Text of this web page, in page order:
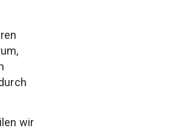
wir